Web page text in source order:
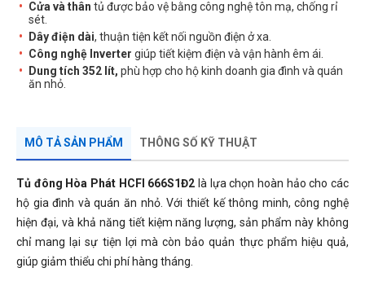
Cửa và thân tủ được bảo vệ bằng công nghệ tôn mạ, chống rỉ
sét.
Dây điện dài, thuận tiện kết nối nguồn điện ở xa.
Công nghệ Inverter giúp tiết kiệm điện và vận hành êm ái.
Dung tích 352 lít, phù hợp cho hộ kinh doanh gia đình và quán
ăn nhỏ.
MÔ TẢ SẢN PHẨM THÔNG SỐ KỸ THUẬT
Tủ đông Hòa Phát HCFI 666S1Đ2 là lựa chọn hoàn hảo cho các
hộ gia đình và quán ăn nhỏ. Với thiết kế thông minh, công nghệ
hiện đại, và khả năng tiết kiệm năng lượng, sản phẩm này không
chỉ mang lại sự tiện lợi mà còn bảo quản thực phẩm hiệu quả,
giúp giảm thiểu chi phí hàng tháng.